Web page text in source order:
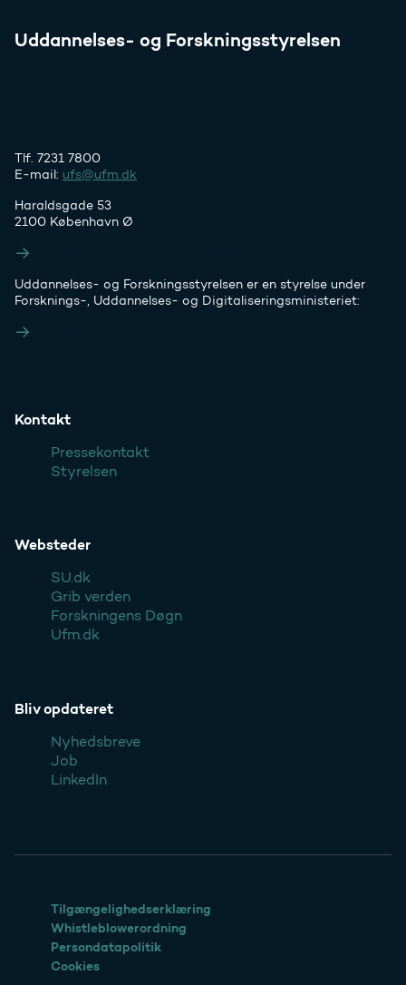
Uddannelses- og Forskningsstyrelsen
Tlf. 7231 7800
E-mail: ufs@ufm.dk
Haraldsgade 53
2100 København Ø
Uddannelses- og Forskningsstyrelsen er en styrelse under
Forsknings-, Uddannelses- og Digitaliseringsministeriet:
Kontakt
Pressekontakt
Styrelsen
Websteder
SU.dk
Grib verden
Forskningens Døgn
Ufm.dk
Bliv opdateret
Nyhedsbreve
Job
LinkedIn
Tilgængelighedserklæring
Whistleblowerordning
Persondatapolitik
Cookies